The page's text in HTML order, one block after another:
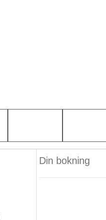
Din bokning